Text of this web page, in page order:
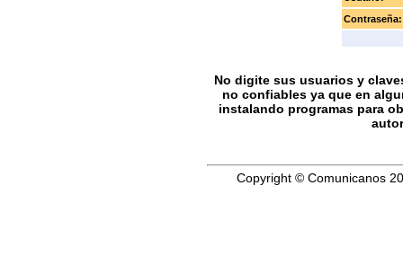
Contraseña:
No digite sus usuarios y
no confiables ya que en
instalando programas para
Copyright © Comunicanos